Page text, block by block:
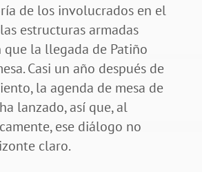
de los involucrados en el
estructuras armadas
que la llegada de Patiño
Casi un año después de
la agenda de mesa de
lanzado, así que, al
ese diálogo no
claro.